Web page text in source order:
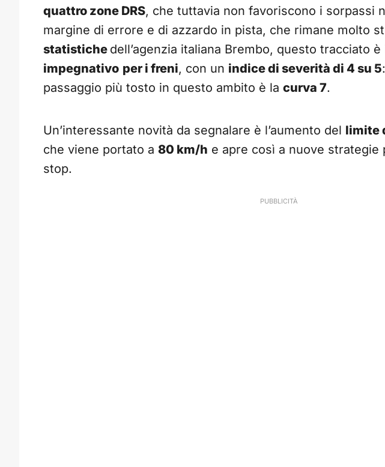
quattro zone DRS, che tuttavia non favoriscono i sorpassi
margine di errore e di azzardo in pista, che rimane molto
statistiche dell’agenzia italiana Brembo, questo tracciato
impegnativo per i freni, con un indice di severità di 4 su 5
passaggio più tosto in questo ambito è la curva 7.
Un’interessante novità da segnalare è l’aumento del limite
che viene portato a 80 km/h e apre così a nuove strategie
stop.